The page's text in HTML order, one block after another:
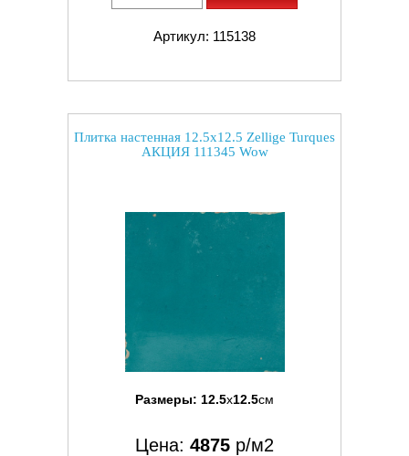
Артикул: 115138
Плитка настенная 12.5x12.5 Zellige Turques
АКЦИЯ 111345 Wow
Размеры: 12.5x12.5см
Цена: 4875 р/м2